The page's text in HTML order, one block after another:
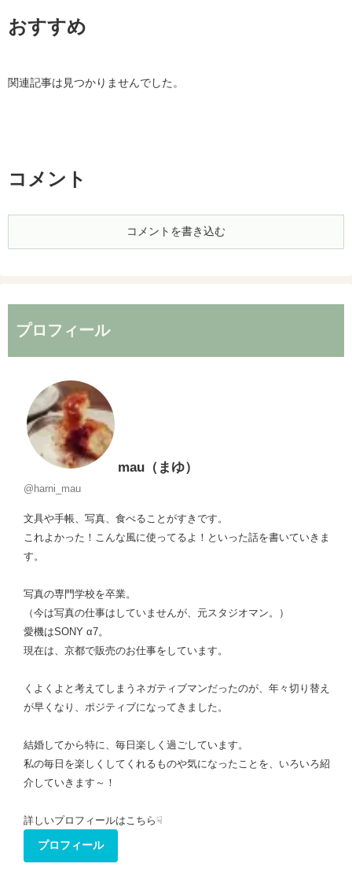
おすすめ
関連記事は見つかりませんでした。
コメント
コメントを書き込む
プロフィール
mau（まゆ）
@harni_mau
文具や手帳、写真、食べることがすきです。
これよかった！こんな風に使ってるよ！といった話を書いていきま
す。
写真の専門学校を卒業。
（今は写真の仕事はしていませんが、元スタジオマン。）
愛機はSONY α7。
現在は、京都で販売のお仕事をしています。
くよくよと考えてしまうネガティブマンだったのが、年々切り替え
が早くなり、ポジティブになってきました。
結婚してから特に、毎日楽しく過ごしています。
私の毎日を楽しくしてくれるものや気になったことを、いろいろ紹
介していきます～！
詳しいプロフィールはこちら☟
プロフィール